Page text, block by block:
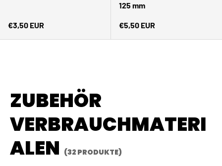
Normaler Preis
€3,50 EUR
125 mm
Normaler Preis
€5,50 EUR
ZUBEHÖR
VERBRAUCHMATERI
ALEN (32 PRODUKTE)